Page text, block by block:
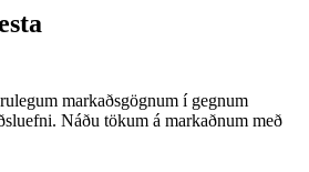
markaðsgögnum í gegnum
Náðu tökum á markaðnum með